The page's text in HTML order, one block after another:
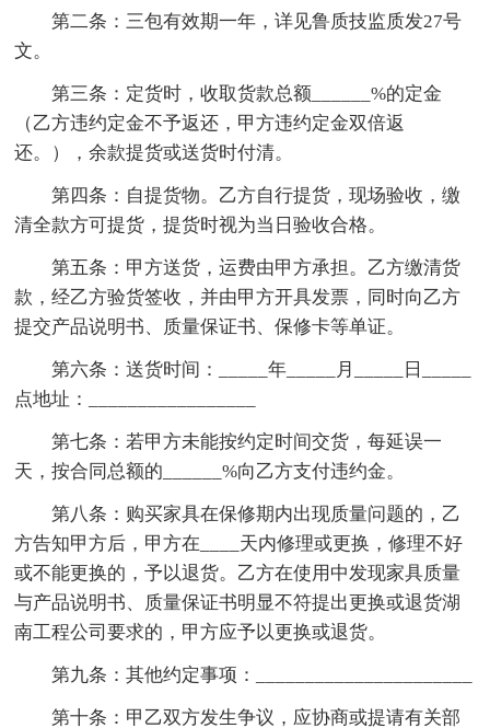
第二条：三包有效期一年，详见鲁质技监质发27号
文。
第三条：定货时，收取货款总额______%的定金
（乙方违约定金不予返还，甲方违约定金双倍返
还。），余款提货或送货时付清。
第四条：自提货物。乙方自行提货，现场验收，缴
清全款方可提货，提货时视为当日验收合格。
第五条：甲方送货，运费由甲方承担。乙方缴清货
款，经乙方验货签收，并由甲方开具发票，同时向乙方
提交产品说明书、质量保证书、保修卡等单证。
第六条：送货时间：_____年_____月_____日_____
点地址：_________________
第七条：若甲方未能按约定时间交货，每延误一
天，按合同总额的______%向乙方支付违约金。
第八条：购买家具在保修期内出现质量问题的，乙
方告知甲方后，甲方在____天内修理或更换，修理不好
或不能更换的，予以退货。乙方在使用中发现家具质量
与产品说明书、质量保证书明显不符提出更换或退货湖
南工程公司要求的，甲方应予以更换或退货。
第九条：其他约定事项：______________________
第十条：甲乙双方发生争议，应协商或提请有关部